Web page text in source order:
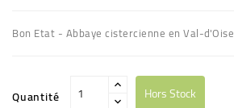
Bon Etat - Abbaye cistercienne en Val-d'Oise
Quantité Hors Stock